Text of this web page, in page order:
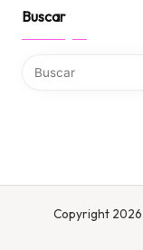
Buscar
Copyright